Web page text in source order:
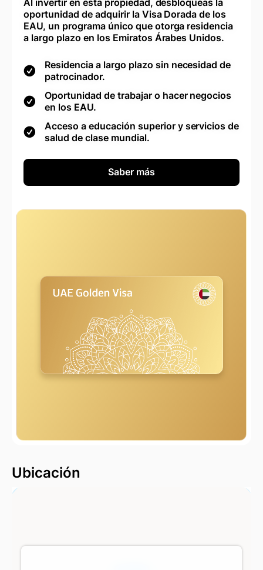
oportunidad de adquirir la Visa Dorada de los
EAU, un programa único que otorga residencia
a largo plazo en los Emiratos Árabes Unidos.
Residencia a largo plazo sin necesidad de
patrocinador.
Oportunidad de trabajar o hacer negocios
en los EAU.
Acceso a educación superior y servicios de
salud de clase mundial.
Saber más
Ubicación